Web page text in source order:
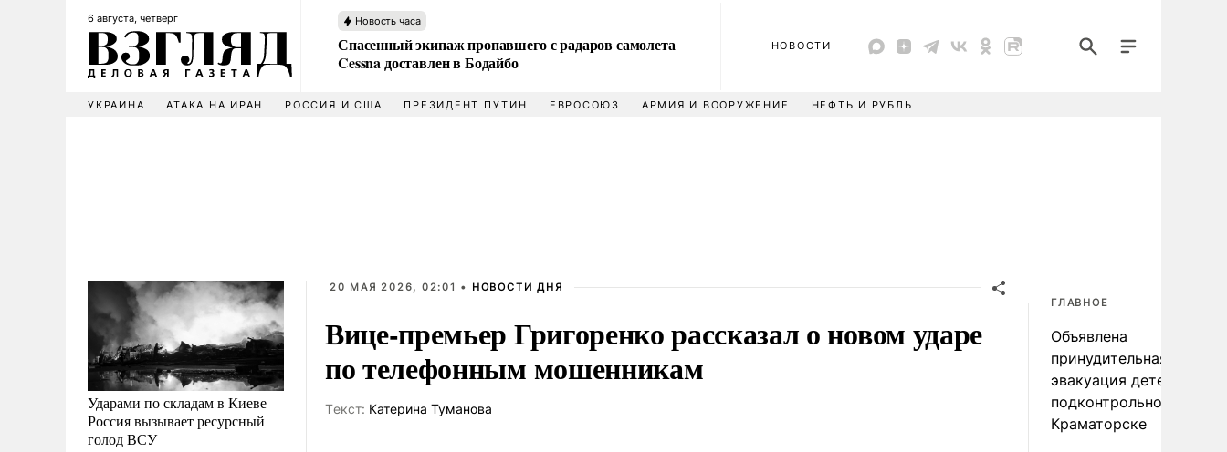
6 августа, четверг Новость часа
Спасенный экипаж пропавшего с радаров самолета
Cessna доставлен в Бодайбо
НОВОСТИ
УКРАИНА АТАКА НА ИРАН РОССИЯ И США ПРЕЗИДЕНТ ПУТИН ЕВРОСОЮЗ АРМИЯ И ВООРУЖЕНИЕ НЕФТЬ И РУБЛЬ
Ударами по складам в Киеве
Россия вызывает ресурсный
голод ВСУ
20 МАЯ 2026, 02:01 • НОВОСТИ ДНЯ
Вице-премьер Григоренко рассказал о новом ударе
по телефонным мошенникам
Tекст: Катерина Туманова
ГЛАВНОЕ
Объявлена
принудительная
эвакуация детей в
подконтрольном Киеву
Краматорске